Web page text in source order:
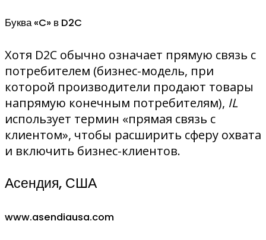
Буква «C» в D2C
Хотя D2C обычно означает прямую связь с
потребителем (бизнес-модель, при
которой производители продают товары
напрямую конечным потребителям), IL
использует термин «прямая связь с
клиентом», чтобы расширить сферу охвата
и включить бизнес-клиентов.
Асендия, США
www.asendiausa.com